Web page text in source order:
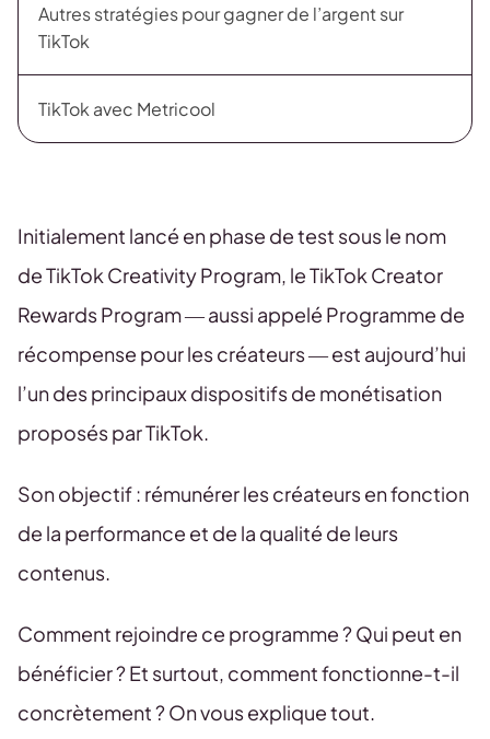
Autres stratégies pour gagner de l’argent sur
TikTok
TikTok avec Metricool
Initialement lancé en phase de test sous le nom
de TikTok Creativity Program, le TikTok Creator
Rewards Program — aussi appelé Programme de
récompense pour les créateurs — est aujourd’hui
l’un des principaux dispositifs de monétisation
proposés par TikTok.
Son objectif : rémunérer les créateurs en fonction
de la performance et de la qualité de leurs
contenus.
Comment rejoindre ce programme ? Qui peut en
bénéficier ? Et surtout, comment fonctionne-t-il
concrètement ? On vous explique tout.